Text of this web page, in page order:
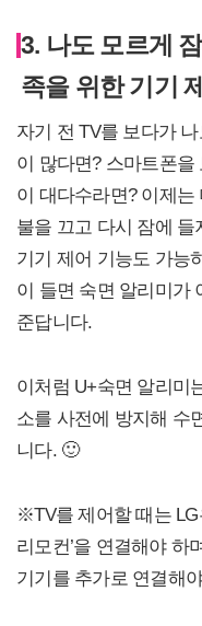
3. 나도 모르게
족을 위한 기기
자기 전 TV를 보다가
이 많다면? 스마트폰
이 대다수라면? 이제
불을 끄고 다시 잠에
기기 제어 기능도 가능
이 들면 숙면 알리미가
준답니다.
이처럼 U+숙면 알리미
소를 사전에 방지해 수
니다. 🙂
※TV를 제어할 때는 LG
리모컨’을 연결해야 하
기기를 추가로 연결해